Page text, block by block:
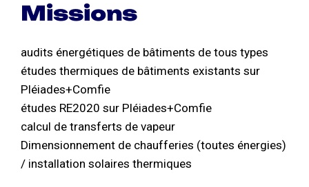
Missions
audits énergétiques de bâtiments de tous types
études thermiques de bâtiments existants sur
Pléiades+Comfie
études RE2020 sur Pléiades+Comfie
calcul de transferts de vapeur
Dimensionnement de chaufferies (toutes énergies)
/ installation solaires thermiques